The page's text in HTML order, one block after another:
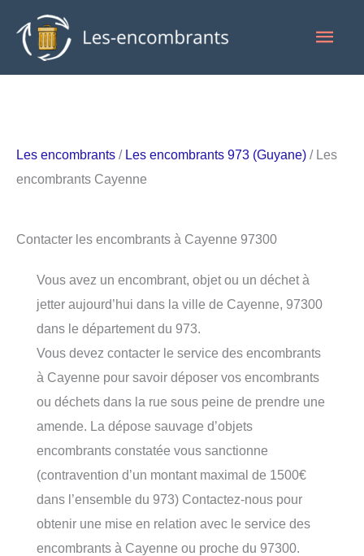
contenu
Les encombrants / Les encombrants 973 (Guyane) / Les
encombrants Cayenne
Contacter les encombrants à Cayenne 97300
Vous avez un encombrant, objet ou un déchet à
jetter aujourd’hui dans la ville de Cayenne, 97300
dans le département du 973.
Vous devez contacter le service des encombrants
à Cayenne pour savoir déposer vos encombrants
ou déchets dans la rue sous peine de prendre une
amende. La dépose sauvage d’objets
encombrants constatée vous sanctionne
(contravention d’un montant maximal de 1500€
dans l’ensemble du 973) Contactez-nous pour
obtenir une mise en relation avec le service des
encombrants à Cayenne ou proche du 97300.